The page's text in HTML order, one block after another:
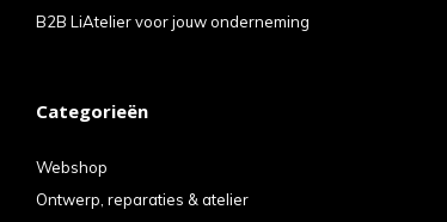
B2B LiAtelier voor jouw onderneming
Categorieën
Webshop
Ontwerp, reparaties & atelier